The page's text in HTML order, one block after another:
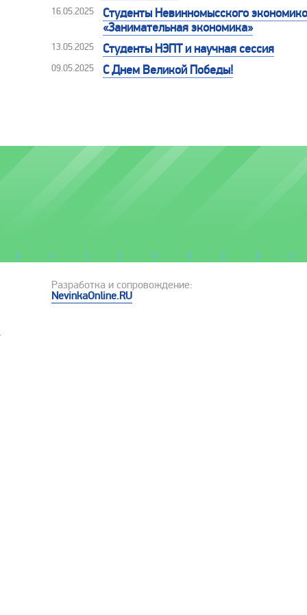
16.05.2025
Студенты Невинномысского
«Занимательная экономика»
13.05.2025 Студенты НЭПТ и научная сессия
09.05.2025 С Днем Великой Победы!
Разработка и сопровождение:
NevinkaOnline.RU